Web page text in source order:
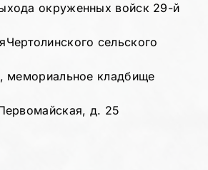
окруженных войск 29-й
сельского
мемориальное кладбище
д. 25